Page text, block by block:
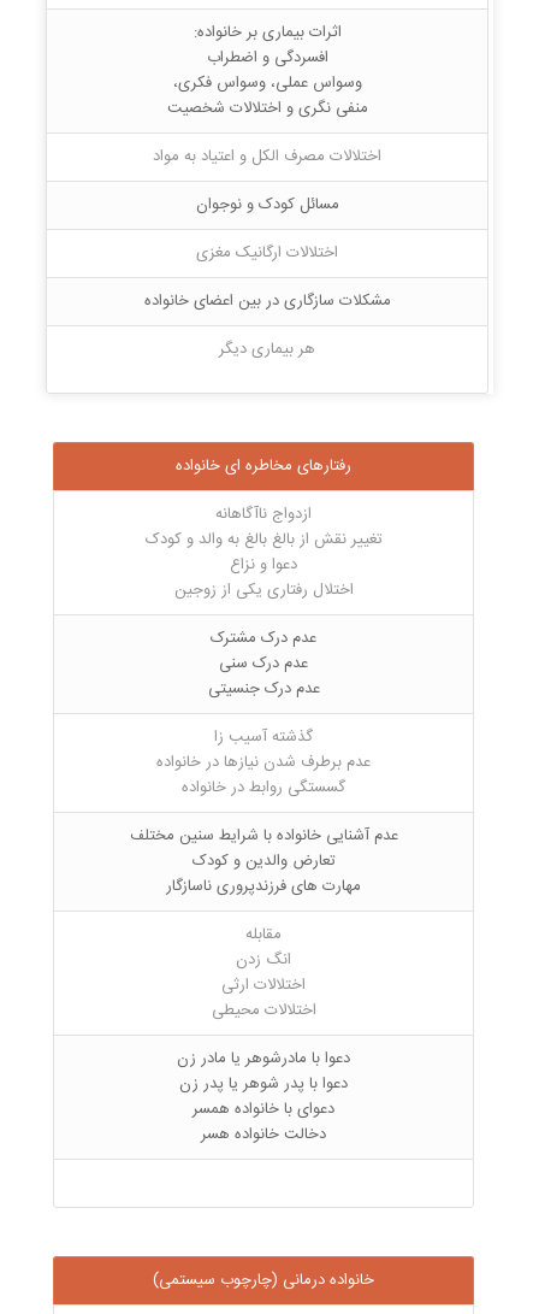
اثرات بیماری بر خانواده:
افسردگی و اضطراب
وسواس عملی، وسواس فکری،
منفی نگری و اختلالات شخصیت
اختلالات مصرف الکل و اعتیاد به مواد
مسائل کودک و نوجوان
اختلالات ارگانیک مغزی
مشکلات سازگاری در بین اعضای خانواده
هر بیماری دیگر
رفتارهای مخاطره ای خانواده
ازدواج ناآگاهانه
تغییر نقش از بالغ بالغ به والد و کودک
دعوا و نزاع
اختلال رفتاری یکی از زوجین
عدم درک مشترک
عدم درک سنی
عدم درک جنسیتی
گذشته آسیب زا
عدم برطرف شدن نیازها در خانواده
گسستگی روابط در خانواده
عدم آشنایی خانواده با شرایط سنین مختلف
تعارض والدین و کودک
مهارت های فرزندپروری ناسازگار
مقابله
انگ زدن
اختلالات ارثی
اختلالات محیطی
دعوا با مادرشوهر یا مادر زن
دعوا با پدر شوهر یا پدر زن
دعوای با خانواده همسر
دخالت خانواده هسر
خانواده درمانی (چارچوب سیستمی)